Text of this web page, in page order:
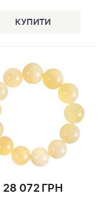
28 072 ГРН